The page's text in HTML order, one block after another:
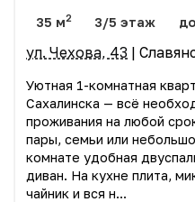
35 м2 3/5 этаж
ул. Чехова, 43 |
Уютная 1-комнатная
Сахалинска — всё
проживания на любой
пары, семьи или
комнате удобная
диван. На кухне плита,
чайник и вся н...